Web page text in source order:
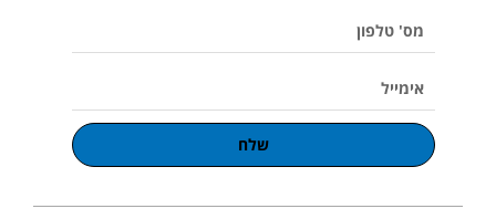
טלפון
שלח